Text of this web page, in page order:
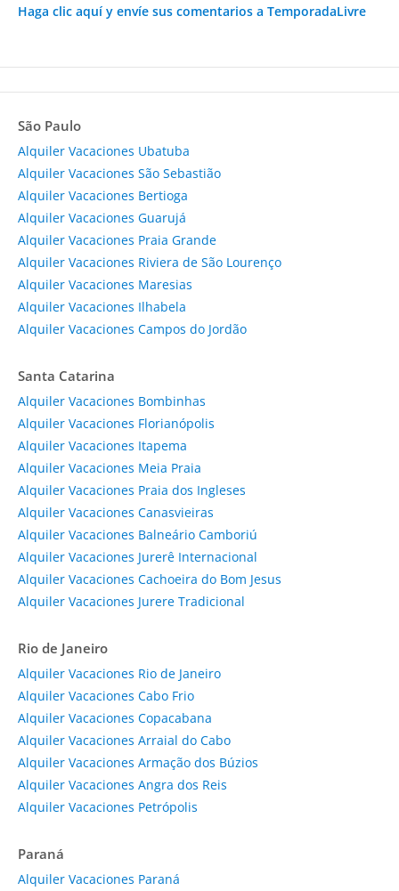
Haga clic aquí y envíe sus comentarios a TemporadaLivre
São Paulo
Alquiler Vacaciones Ubatuba
Alquiler Vacaciones São Sebastião
Alquiler Vacaciones Bertioga
Alquiler Vacaciones Guarujá
Alquiler Vacaciones Praia Grande
Alquiler Vacaciones Riviera de São Lourenço
Alquiler Vacaciones Maresias
Alquiler Vacaciones Ilhabela
Alquiler Vacaciones Campos do Jordão
Santa Catarina
Alquiler Vacaciones Bombinhas
Alquiler Vacaciones Florianópolis
Alquiler Vacaciones Itapema
Alquiler Vacaciones Meia Praia
Alquiler Vacaciones Praia dos Ingleses
Alquiler Vacaciones Canasvieiras
Alquiler Vacaciones Balneário Camboriú
Alquiler Vacaciones Jurerê Internacional
Alquiler Vacaciones Cachoeira do Bom Jesus
Alquiler Vacaciones Jurere Tradicional
Rio de Janeiro
Alquiler Vacaciones Rio de Janeiro
Alquiler Vacaciones Cabo Frio
Alquiler Vacaciones Copacabana
Alquiler Vacaciones Arraial do Cabo
Alquiler Vacaciones Armação dos Búzios
Alquiler Vacaciones Angra dos Reis
Alquiler Vacaciones Petrópolis
Paraná
Alquiler Vacaciones Paraná